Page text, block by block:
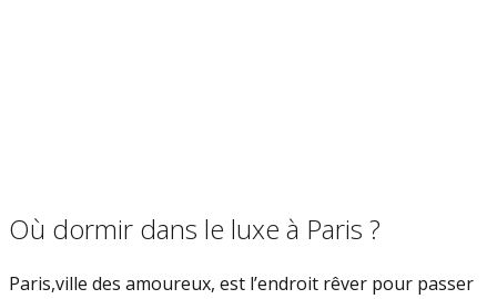
Où dormir dans le luxe à Paris ?
Paris,ville des amoureux, est l’endroit rêver pour passer